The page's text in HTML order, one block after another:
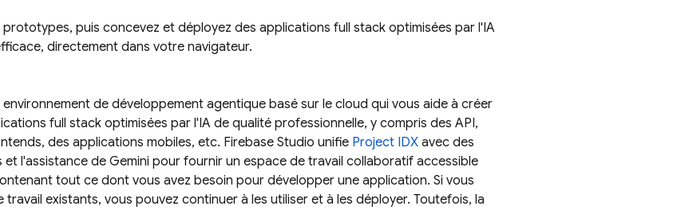
puis concevez et déployez des applications full stack optimisées par l'IA
directement dans votre navigateur.
environnement de développement agentique basé sur le cloud qui vous aide à créer
full stack optimisées par l'IA de qualité professionnelle, y compris des API,
des applications mobiles, etc. Firebase Studio unifie Project IDX avec des
et l'assistance de Gemini pour fournir un espace de travail collaboratif accessible
tout ce dont vous avez besoin pour développer une application. Si vous
existants, vous pouvez continuer à les utiliser et à les déployer. Toutefois, la